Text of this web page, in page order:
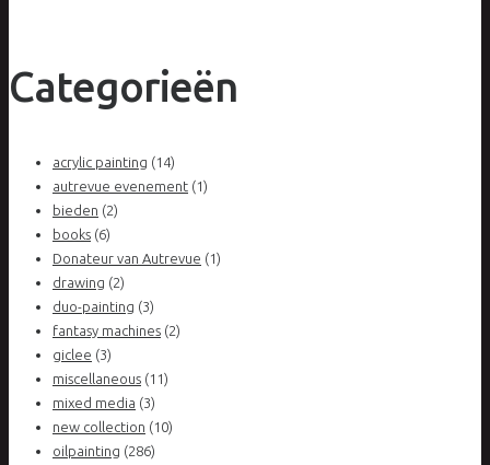
Categorieën
acrylic painting (14)
autrevue evenement (1)
bieden (2)
books (6)
Donateur van Autrevue (1)
drawing (2)
duo-painting (3)
fantasy machines (2)
giclee (3)
miscellaneous (11)
mixed media (3)
new collection (10)
oilpainting (286)